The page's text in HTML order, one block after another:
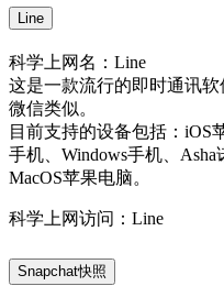
Line
科学上网名：Line
这是一款流行的即时通讯
微信类似。
目前支持的设备包括：iOS
手机、Windows手机、
MacOS苹果电脑。
科学上网访问：Line
Snapchat快照